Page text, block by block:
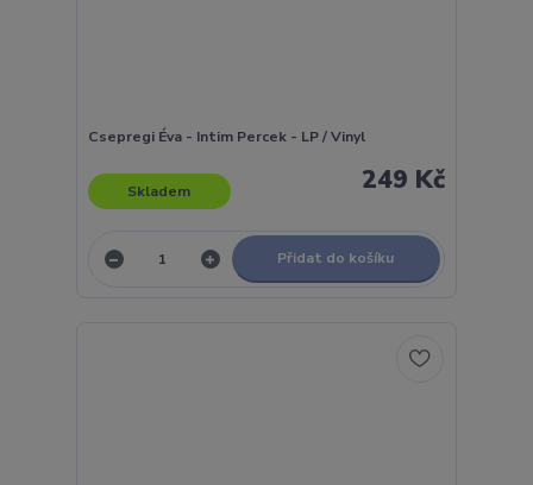
Csepregi Éva - Intim Percek - LP / Vinyl
249 Kč
Skladem
Přidat do košíku